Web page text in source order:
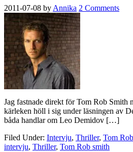
2011-07-08 by Annika 2 Comments
Jag fastnade direkt för Tom Rob Smith
kärleken höll i sig under läsningen av
båda handlar om Leo Demidov […]
Filed Under: Intervju, Thriller, Tom
intervju, Thriller, Tom Rob smith